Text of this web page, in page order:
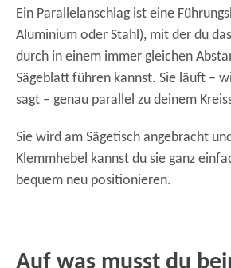
Ein Parallelanschlag ist eine
Aluminium oder Stahl), mit der du
durch in einem immer gleichen
Sägeblatt führen kannst. Sie läuft –
sagt – genau parallel zu deinem
Sie wird am Sägetisch angebracht
Klemmhebel kannst du sie ganz
bequem neu positionieren.
Auf was musst du